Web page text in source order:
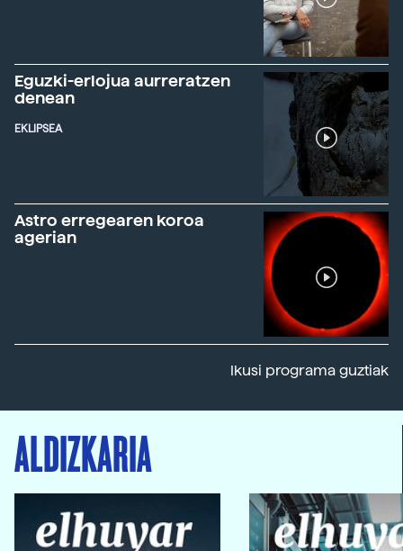
Eguzki-erlojua aurreratzen
denean
EKLIPSEA
Astro erregearen koroa
agerian
Ikusi programa guztiak
ALDIZKARIA